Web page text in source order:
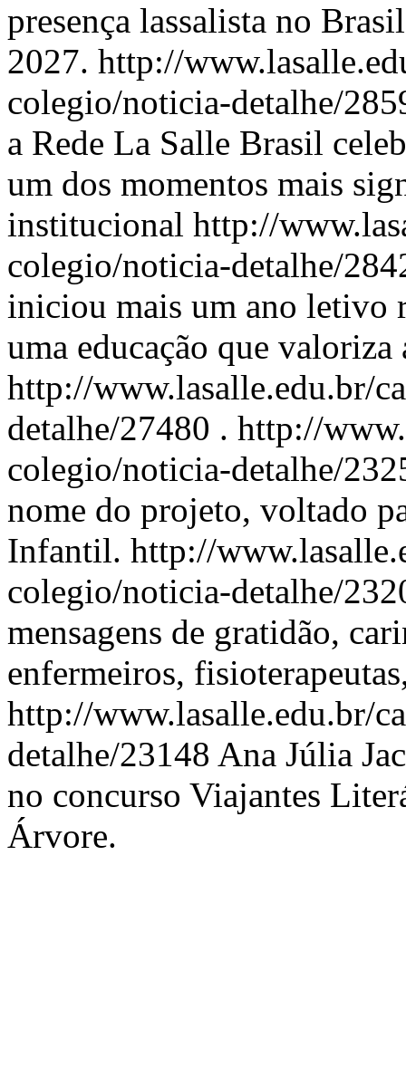
presença lassalista no
2027. http://
colegio/noticia-detalhe/
a Rede La Salle Brasil
um dos momentos mais
institucional http://
colegio/noticia-detalhe/
iniciou mais um ano letivo
uma educação que
http://www.lasalle.edu.br/
detalhe/27480 . http://
colegio/noticia-detalhe/
nome do projeto, voltado
Infantil. http://
colegio/noticia-detalhe/
mensagens de gratidão,
enfermeiros,
http://www.lasalle.edu.br/
detalhe/23148 Ana Júlia
no concurso Viajantes
Árvore.